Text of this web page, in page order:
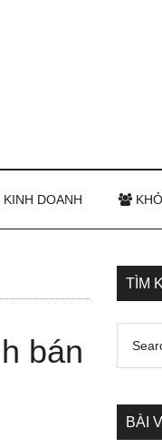
KINH DOANH
bán
TÌM
BÀI